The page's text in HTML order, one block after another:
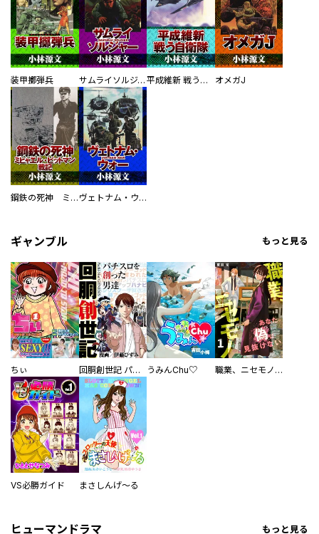
装甲擲弾兵 サムライソルジャー SAMURAI SOLDIER 平成維新 戦う自衛隊 オメガJ
鋼鉄の死神 ミヒャエル・ビットマン戦記 ヴェトナム・ウォー VIETNAM WAR
ギャンブル もっと見る
ちぃ 回胴創世記 パチスロを創った男達 うみんChu♡ 職業、ニセモノ～あなたに偽は見抜けない【電子単行本版】
VS必勝ガイド まさしんげ～る
ヒューマンドラマ もっと見る